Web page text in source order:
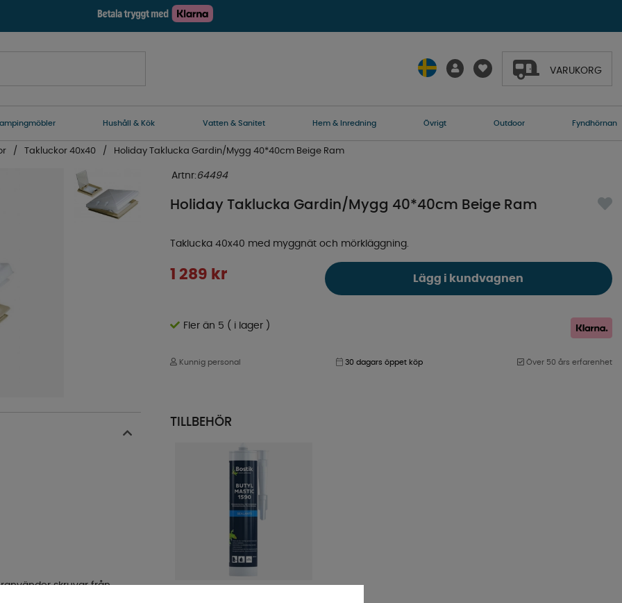
VARUKORG
Hushåll & Kök Vatten & Sanitet Hem & Inredning Övrigt Outdoor Fyndhörnan
Takluckor 40x40 Holiday Taklucka Gardin/Mygg 40*40cm Beige Ram
Artnr: 64494
Holiday Taklucka Gardin/Mygg 40*40cm Beige Ram
Taklucka 40x40 med myggnät och mörkläggning.
1 289 kr Lägg i kundvagnen
Fler än 5 ( i lager )
Kunnig personal 30 dagars öppet köp Över 50 års erfarenhet
skruvar från
TILLBEHÖR